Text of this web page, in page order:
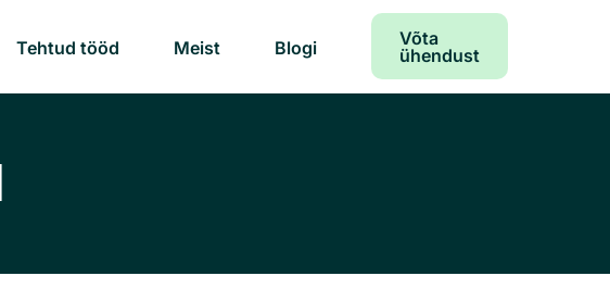
Tehtud tööd Meist Blogi
Võta
ühendust